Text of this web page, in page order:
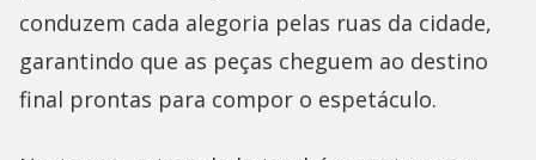
conduzem cada alegoria pelas ruas da cidade,
garantindo que as peças cheguem ao destino
final prontas para compor o espetáculo.